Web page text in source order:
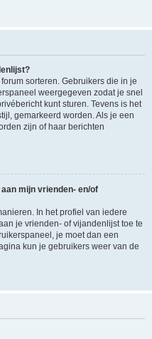
sorteren. Gebruikers die in je
weergegeven zodat je snel
kunt sturen. Tevens is het
gemarkeerd worden. Als je een
zijn of haar berichten
mijn vrienden- en/of
In het profiel van iedere
je vrienden- of vijandenlijst toe te
je moet dan een
kun je gebruikers weer van de